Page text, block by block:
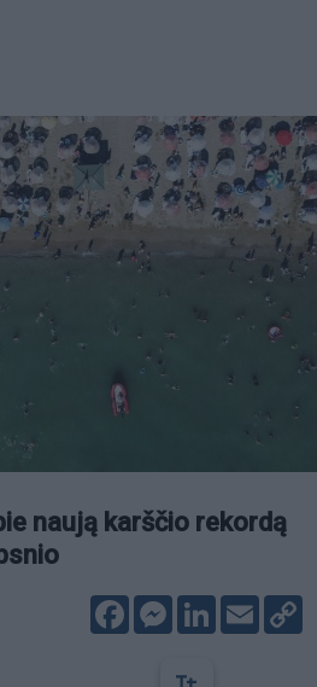
naują karščio rekordą
FacebookMessenger
LinkedIn
Email